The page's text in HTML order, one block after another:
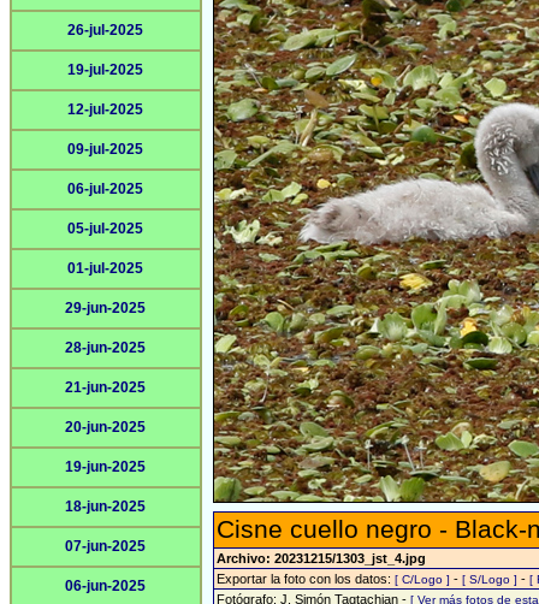
26-jul-2025
19-jul-2025
12-jul-2025
09-jul-2025
06-jul-2025
05-jul-2025
01-jul-2025
29-jun-2025
28-jun-2025
21-jun-2025
20-jun-2025
19-jun-2025
18-jun-2025
07-jun-2025
06-jun-2025
Cisne cuello negro -
Archivo: 20231215/1303_jst_4.jpg
Exportar la foto con los datos: [ C/Logo ] - [ S/Logo ] - [
Fotógrafo: J. Simón Tagtachian - [ Ver más fotos de